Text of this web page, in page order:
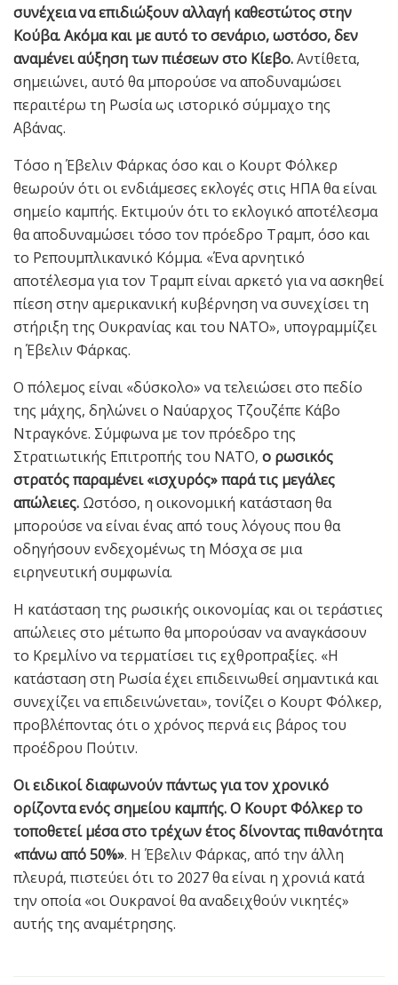
συνέχεια να επιδιώξουν αλλαγή καθεστώτος στην
Κούβα. Ακόμα και με αυτό το σενάριο, ωστόσο, δεν
αναμένει αύξηση των πιέσεων στο Κίεβο.Αντίθετα,
σημειώνει, αυτό θα μπορούσε να αποδυναμώσει
περαιτέρω τη Ρωσία ως ιστορικό σύμμαχο της
Αβάνας.
Τόσο η Έβελιν Φάρκας όσο και ο Κουρτ Φόλκερ
θεωρούν ότι οι ενδιάμεσες εκλογές στις ΗΠΑ θα είναι
σημείο καμπής. Εκτιμούν ότι το εκλογικό αποτέλεσμα
θα αποδυναμώσει τόσο τον πρόεδρο Τραμπ, όσο και
το Ρεπουμπλικανικό Κόμμα. «Ένα αρνητικό
αποτέλεσμα για τον Τραμπ είναι αρκετό για να ασκηθεί
πίεση στην αμερικανική κυβέρνηση να συνεχίσει τη
στήριξη της Ουκρανίας και του ΝΑΤΟ», υπογραμμίζει
η Έβελιν Φάρκας.
Ο πόλεμος είναι «δύσκολο» να τελειώσει στο πεδίο
της μάχης, δηλώνει ο Ναύαρχος Τζουζέπε Κάβο
Ντραγκόνε. Σύμφωνα με τον πρόεδρο της
Στρατιωτικής Επιτροπής του ΝΑΤΟ, ο ρωσικός
στρατός παραμένει «ισχυρός» παρά τις μεγάλες
απώλειες. Ωστόσο, η οικονομική κατάσταση θα
μπορούσε να είναι ένας από τους λόγους που θα
οδηγήσουν ενδεχομένως τη Μόσχα σε μια
ειρηνευτική συμφωνία.
Η κατάσταση της ρωσικής οικονομίας και οι τεράστιες
απώλειες στο μέτωπο θα μπορούσαν να αναγκάσουν
το Κρεμλίνο να τερματίσει τις εχθροπραξίες. «Η
κατάσταση στη Ρωσία έχει επιδεινωθεί σημαντικά και
συνεχίζει να επιδεινώνεται», τονίζει ο Κουρτ Φόλκερ,
προβλέποντας ότι ο χρόνος περνά εις βάρος του
προέδρου Πούτιν.
Οι ειδικοί διαφωνούν πάντως για τον χρονικό
ορίζοντα ενός σημείου καμπής. Ο Κουρτ Φόλκερ το
τοποθετεί μέσα στο τρέχων έτος δίνοντας πιθανότητα
«πάνω από 50%». Η Έβελιν Φάρκας, από την άλλη
πλευρά, πιστεύει ότι το 2027 θα είναι η χρονιά κατά
την οποία «οι Ουκρανοί θα αναδειχθούν νικητές»
αυτής της αναμέτρησης.